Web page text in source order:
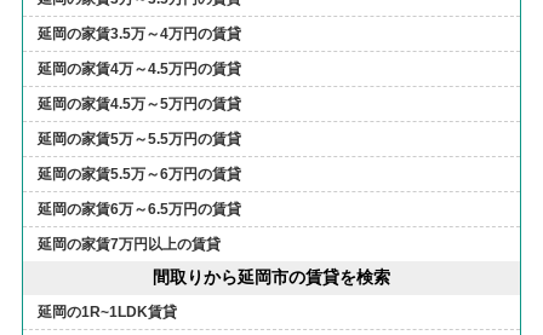
延岡の家賃3.5万～4万円の賃貸
延岡の家賃4万～4.5万円の賃貸
延岡の家賃4.5万～5万円の賃貸
延岡の家賃5万～5.5万円の賃貸
延岡の家賃5.5万～6万円の賃貸
延岡の家賃6万～6.5万円の賃貸
延岡の家賃7万円以上の賃貸
間取りから延岡市の賃貸を検索
延岡の1R~1LDK賃貸